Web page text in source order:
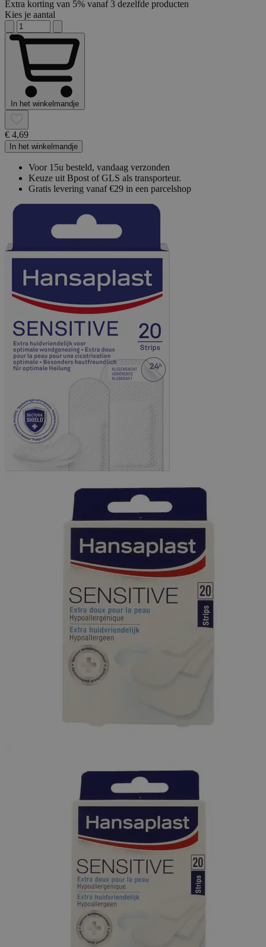
Extra korting van 5% vanaf 3 dezelfde producten
Kies je aantal
In het winkelmandje
€ 4,69
In het winkelmandje
Voor 15u besteld, vandaag verzonden
Keuze uit Bpost of GLS als transporteur.
Gratis levering vanaf €29 in een parcelshop